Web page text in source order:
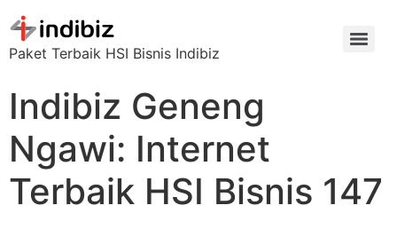
Paket Terbaik HSI Bisnis Indibiz
Indibiz Geneng
Ngawi: Internet
Terbaik HSI Bisnis 147